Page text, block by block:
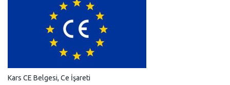
Kars CE Belgesi, Ce İşareti